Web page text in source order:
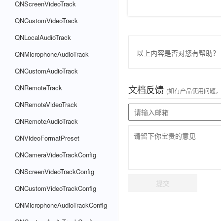
QNScreenVideoTrack
QNCustomVideoTrack
QNLocalAudioTrack
QNMicrophoneAudioTrack
QNCustomAudioTrack
QNRemoteTrack
QNRemoteVideoTrack
QNRemoteAudioTrack
QNVideoFormatPreset
QNCameraVideoTrackConfig
QNScreenVideoTrackConfig
QNCustomVideoTrackConfig
QNMicrophoneAudioTrackConfig
以上内容是否对您有帮助？
文档反馈 (如有产品使用问题
提交